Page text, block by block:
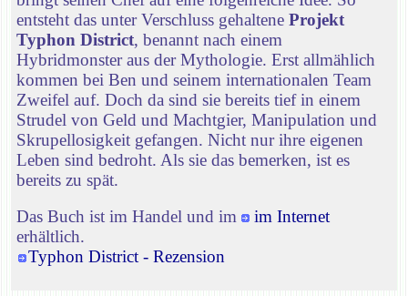
entsteht das unter Verschluss gehaltene Projekt
Typhon District, benannt nach einem
Hybridmonster aus der Mythologie. Erst allmählich
kommen bei Ben und seinem internationalen Team
Zweifel auf. Doch da sind sie bereits tief in einem
Strudel von Geld und Machtgier, Manipulation und
Skrupellosigkeit gefangen. Nicht nur ihre eigenen
Leben sind bedroht. Als sie das bemerken, ist es
bereits zu spät.
Das Buch ist im Handel und im
im Internet
erhältlich.
Typhon District - Rezension